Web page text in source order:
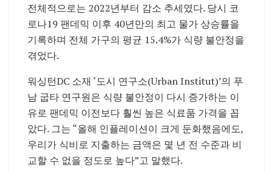
전체적으로는 2022년부터 감소 추세였다. 당시 코
로나19 팬데믹 이후 40년만의 최고 물가 상승률을
기록하며 전체 가구의 평균 15.4%가 식량 불안정을
겪었다.
워싱턴DC 소재 ‘도시 연구소(Urban Institut)’의 푸
남 굽타 연구원은 식량 불안정이 다시 증가하는 이
유로 팬데믹 이전보다 훨씬 높은 식료품 가격을 꼽
았다. 그는 “올해 인플레이션이 크게 둔화했음에도,
우리가 식비로 지출하는 금액은 몇 년 전 수준과 비
교할 수 없을 정도로 높다”고 말했다.